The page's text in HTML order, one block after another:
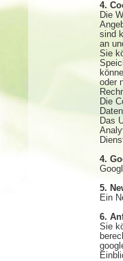
4.
Die
sind
an
Sie
oder
Die
Das
4.
5.
Ein
6.
Sie